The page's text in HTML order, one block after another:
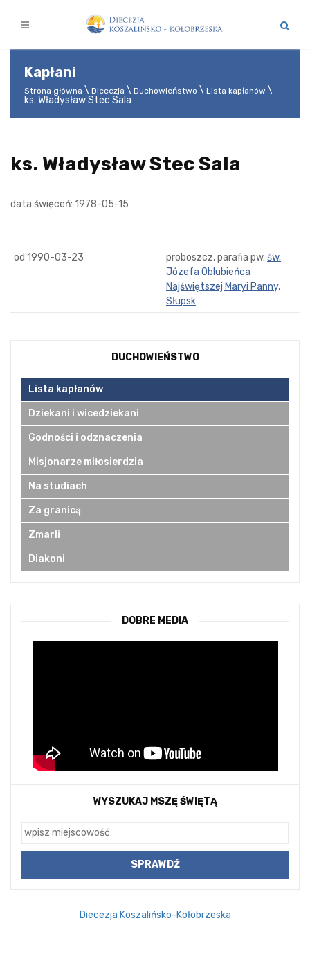
Kapłani
Strona główna Diecezja Duchowieństwo Lista kapłanów
ks. Władysław Stec Sala
ks. Władysław Stec Sala
data święceń: 1978-05-15
od 1990-03-23 proboszcz, parafia pw. św.
Józefa Oblubieńca
Najświętszej Maryi Panny,
Słupsk
DUCHOWIEŃSTWO
Lista kapłanów
Dziekani i wicedziekani
Godności i odznaczenia
Misjonarze miłosierdzia
Na studiach
Za granicą
Zmarli
Diakoni
DOBRE MEDIA
WYSZUKAJ MSZĘ ŚWIĘTĄ
Diecezja Koszalińsko-Kołobrzeska